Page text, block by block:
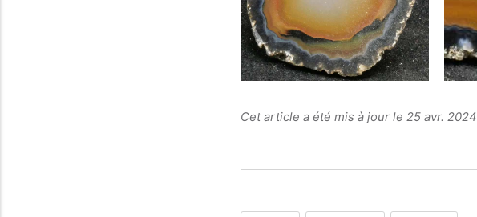
Cet article a été mis à jour le 25 avr. 2024